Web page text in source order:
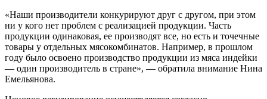
«Наши производители конкурируют друг с другом, при этом
ни у кого нет проблем с реализацией продукции. Часть
продукции одинаковая, ее производят все, но есть и точечные
товары у отдельных мясокомбинатов. Например, в прошлом
году было освоено производство продукции из мяса индейки
— один производитель в стране», — обратила внимание Нина
Емельянова.